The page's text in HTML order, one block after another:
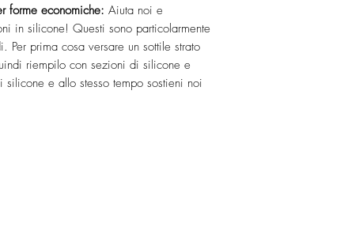
forme economiche: Aiuta noi e
in silicone! Questi sono particolarmente
prima cosa versare un sottile strato
riempilo con sezioni di silicone e
e allo stesso tempo sostieni noi